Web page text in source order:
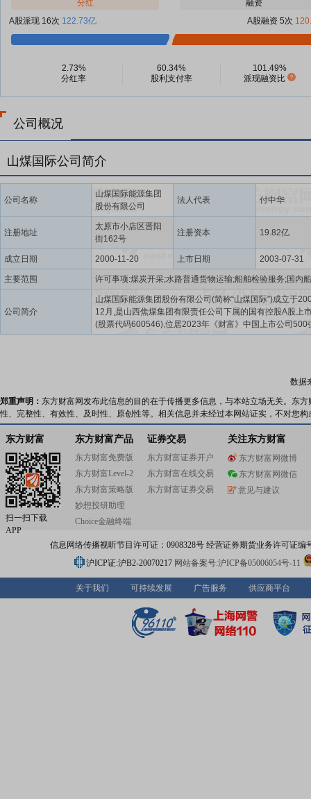
分红
融资
A股派现 16次 122.73亿 A股融资 5次
2.73%
分红率
60.34%
股利支付率
101.49%
派现融资比
公司概况
山煤国际公司简介
公司名称
山煤国际能源集团
股份有限公司
法人代表 付中华
注册地址
太原市小店区晋阳
街162号
注册资本 19.82亿
成立日期 2000-11-20 上市日期 2003-07-31
主要范围
公司简介
山煤国际能源集团股份有限公司(简称“山煤国际”)成立于
12月,是山西焦煤集团有限责任公司下属的国有控股A股上
(股票代码600546),位居2023年《财富》中国上市公司500
282位。山煤国际主营煤炭开采、煤炭洗选、煤炭及制品
矿井14座,位于大同、忻州、临汾、长治、晋城等煤炭主产
以贫煤为主,具有低硫、低灰分、高发热量等特点,属于优质
用煤和动力用煤,主要销售给大型炼钢企业和大型发电厂。
易业务的产品包括山西地区北部动力煤、中南部炼焦煤、
烟煤及东南部无烟、半无烟煤。山煤国际以自有煤矿为基
构建产运销贸运进电协同发展、联动发力的经营模式。在
陕西、内蒙等全国煤炭主产区建立了货源组织渠道,在主要
设立了港口公司,年港口中转能力约五千万吨,依托年运输能
万吨的自有船队,形成了覆盖煤炭主产区、遍布重要运输线
主要出海口的独立完善的煤炭内、外贸运销体系。山煤国
以客户为中心,提供定制化生产和“菜单式”的服务,为客户持
螺水泥、安阳钢铁等知名企业终端客户建立起了长期稳定
关系。面向未来,山煤国际将以习近平新时代中国特色社会
拥抱变化,把握新局,锚定集团公司“全力打造国际炼焦煤市
级企业”的发展目标,“践行以奋斗者为本,长期艰苦奋斗”的核
观,坚持不懈抓党建强统领,坚持不懈抓安全强保障,坚持不
强韧性,坚持不懈抓管理强经营,坚持不懈抓创新强赋能,坚
服务强合力,奋力开创高质量发展新局面。
数据
郑重声明： 东方财富网发布此信息的目的在于传播更多信息，与本站立场无关。东
性、完整性、有效性、及时性、原创性等。相关信息并未经过本网站证实，不对您
东方财富
扫一扫下载
APP
东方财富产品
东方财富免费版
东方财富Level-2
东方财富策略版
妙想投研助理
Choice金融终端
证券交易
东方财富证券开户
东方财富在线交易
东方财富证券交易
关注东方财富
东方财富网微博
东方财富网微信
意见与建议
信息网络传播视听节目许可证：0908328号 经营证券期货业务许可证编
沪ICP证:沪B2-20070217 网站备案号:沪ICP备05006054号-11
关于我们 可持续发展 广告服务 供应商平台